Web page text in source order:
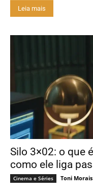
Leia mais
Silo 3×02: o que
como ele liga
Cinema e Séries Toni Morais